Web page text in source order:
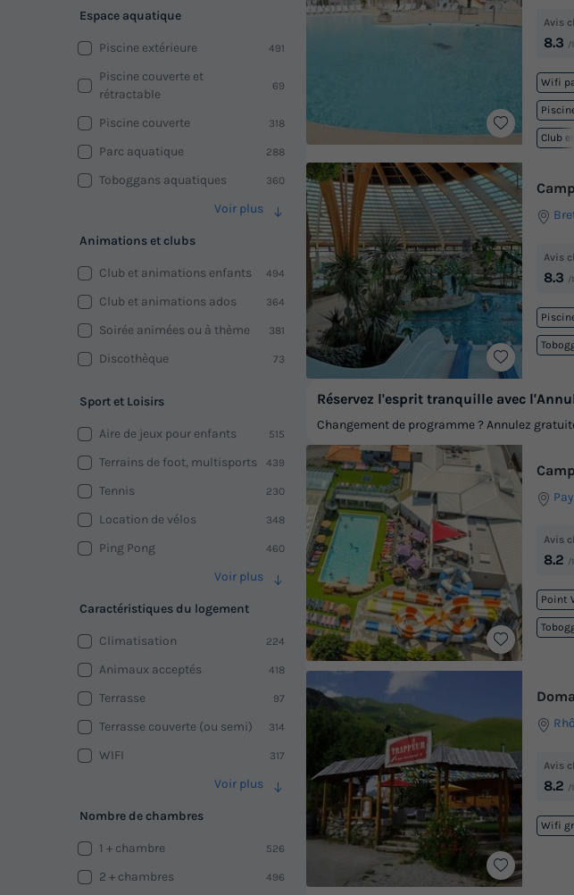
Espace aquatique
Piscine extérieure 491
Piscine couverte et
rétractable
69
Piscine couverte 318
Parc aquatique 288
Toboggans aquatiques 360
Voir plus
Animations et clubs
Club et animations enfants 494
Club et animations ados 364
Soirée animées ou à thème 381
Discothèque 73
Sport et Loisirs
Aire de jeux pour enfants 515
Terrains de foot, multisports 439
Tennis 230
Location de vélos 348
Ping Pong 460
Voir plus
Caractéristiques du logement
Climatisation 224
Animaux acceptés 418
Terrasse 97
Terrasse couverte (ou semi) 314
WIFI 317
Voir plus
Nombre de chambres
1 + chambre 526
2 + chambres 496
Avis
8.3 /
Wifi
Club
Avis
8.3 /
Avis
8.2 /
Point
Avis
8.2 /
Wifi
Réservez l'esprit tranquille avec
Changement de programme ? Annulez